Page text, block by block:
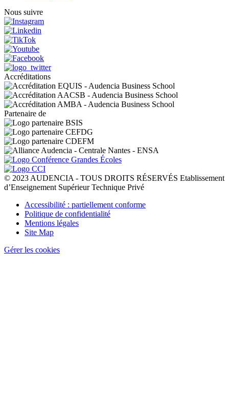
Nous suivre
Accréditations
Partenaire de
© 2023 AUDENCIA - TOUS DROITS RÉSERVÉS Etablissement
d’Enseignement Supérieur Technique Privé
Pied
page
Accessibilité : partiellement conforme
Politique de confidentialité
Mentions légales
Site Map
Gérer les cookies